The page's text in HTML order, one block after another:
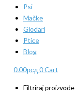
Psi
Mačke
Glodari
Ptice
Blog
0.00рсд 0Cart
Filtriraj proizvode